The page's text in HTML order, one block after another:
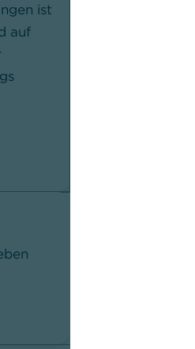
ist
auf